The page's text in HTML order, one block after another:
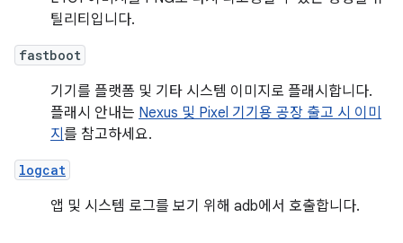
틸리티입니다.
fastboot
기기를 플랫폼 및 기타 시스템 이미지로 플래시합니다.
플래시 안내는 Nexus 및 Pixel 기기용 공장 출고 시 이미
지 를 참고하세요.
logcat
앱 및 시스템 로그를 보기 위해 adb에서 호출합니다.